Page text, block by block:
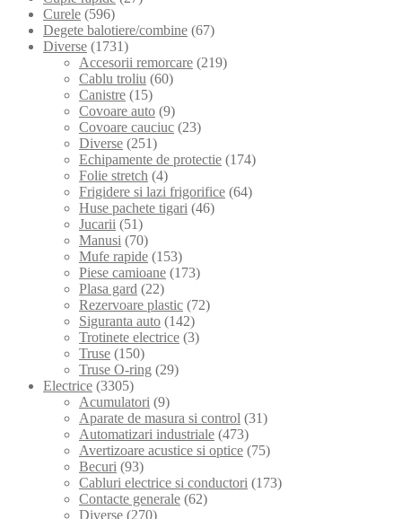
Curele (596)
Degete balotiere/combine (67)
Diverse (1731)
Accesorii remorcare (219)
Cablu troliu (60)
Canistre (15)
Covoare auto (9)
Covoare cauciuc (23)
Diverse (251)
Echipamente de protectie (174)
Folie stretch (4)
Frigidere si lazi frigorifice (64)
Huse pachete tigari (46)
Jucarii (51)
Manusi (70)
Mufe rapide (153)
Piese camioane (173)
Plasa gard (22)
Rezervoare plastic (72)
Siguranta auto (142)
Trotinete electrice (3)
Truse (150)
Truse O-ring (29)
Electrice (3305)
Acumulatori (9)
Aparate de masura si control (31)
Automatizari industriale (473)
Avertizoare acustice si optice (75)
Becuri (93)
Cabluri electrice si conductori (173)
Contacte generale (62)
Diverse (270)